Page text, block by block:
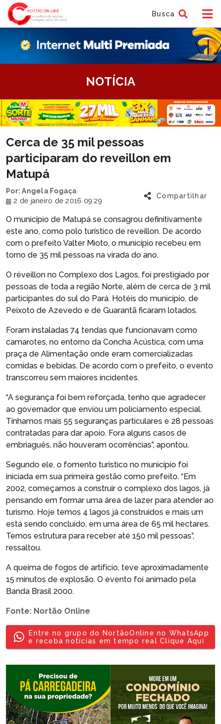
Busca
NOTÍCIA
Cerca de 35 mil pessoas
participaram do reveillon em
Matupá
Por: Angela Fogaça
2 de janeiro de 2016 09:29
Compartilhar
O município de Matupá se consagrou definitivamente
este ano, como polo turístico de reveillon. De acordo
com o prefeito Valter Mioto, o município recebeu em
torno de 35 mil pessoas na virada do ano.
O réveillon no Complexo dos Lagos, foi prestigiado por
pessoas de toda a região Norte, além de cerca de 3 mil
participantes do sul do Pará. Hotéis do município, de
Peixoto de Azevedo e de Guarantã ficaram lotados.
Foram instaladas 74 tendas que funcionavam como
camarotes, no entorno da Concha Acústica, com uma
praça de Alimentação onde eram comercializadas
comidas e bebidas. De acordo com o prefeito, o evento
transcorreu sem maiores incidentes.
“A segurança foi bem reforçada, tenho que agradecer
ao governador que enviou um policiamento especial.
Tínhamos mais 55 seguranças particulares e 28 pessoas
contratadas para dar apoio. Fora alguns casos de
embriaguês, não houveram ocorrências”, apontou.
Segundo ele, o fomento turístico no município foi
iniciada em sua primeira gestão como prefeito. “Em
2002, começamos a construir o complexo dos lagos, já
pensando em formar uma área de lazer para atender ao
turismo. Hoje temos 4 lagos já construídos e mais um
está sendo concluído, em uma área de 65 mil hectares.
Temos estrutura para receber até 150 mil pessoas”,
ressaltou.
A queima de fogos de artifício, teve aproximadamente
15 minutos de explosão. O evento foi animado pela
Banda Brasil 2000.
Fonte: Nortão Online
Entre no grupo do NortãoOnline no WhatsApp
e receba notícias em tempo real Clique Aqui